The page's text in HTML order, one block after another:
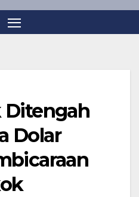
Ditengah
Dolar